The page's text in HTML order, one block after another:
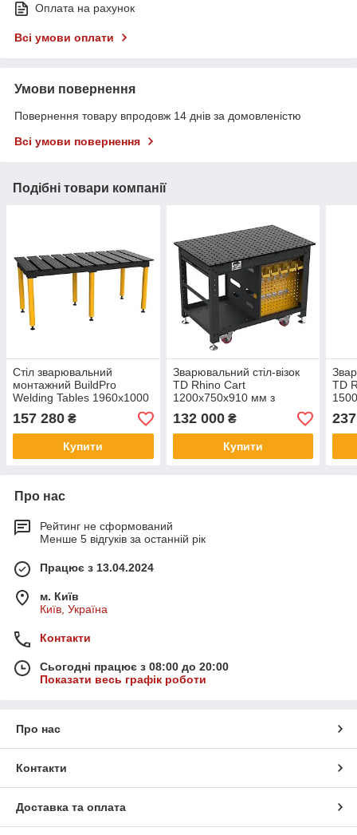
Оплата на рахунок
Всі умови оплати
Умови повернення
Повернення товару впродовж 14 днів за домовленістю
Всі умови повернення
Подібні товари компанії
Стіл зварювальний
монтажний BuildPro
Welding Tables 1960x1000
157 280 ₴
Купити
Зварювальний стіл-візок
TD Rhino Cart
1200x750x910 мм з
набором кріпильних
пристроїв на 66 шт.
132 000₴
Купити
TD
Про нас
Рейтинг не сформований
Менше 5 відгуків за останній рік
Працює з 13.04.2024
м. Київ
Київ, Україна
Контакти
Сьогодні працює з 08:00 до 20:00
Показати весь графік роботи
Про нас
Контакти
Доставка та оплата